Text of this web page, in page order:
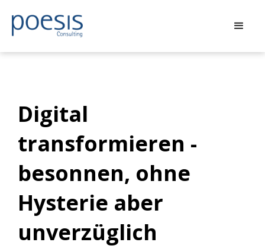
Digital
transformieren -
besonnen, ohne
Hysterie aber
unverzüglich